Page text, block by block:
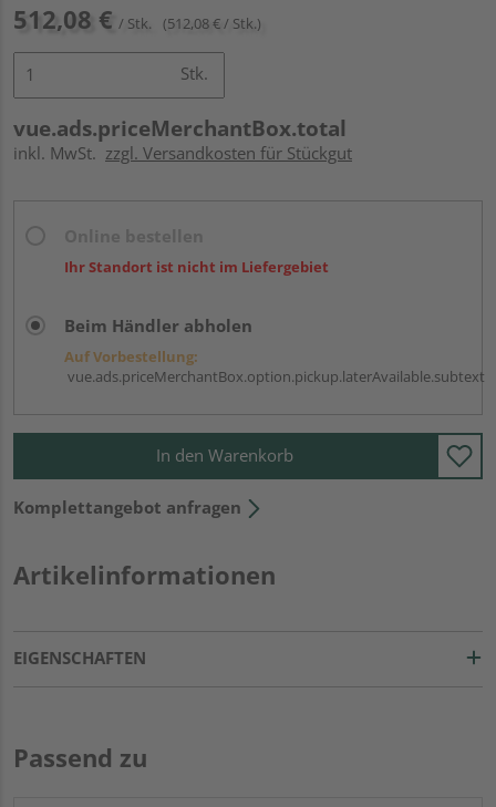
512,08 € / Stk. (512,08 € / Stk.)
Stk.
vue.ads.priceMerchantBox.total
inkl. MwSt. zzgl. Versandkosten für Stückgut
Ihr Standort ist nicht im Liefergebiet
Beim Händler abholen
Auf Vorbestellung:
vue.ads.priceMerchantBox.option.pickup.laterAvailable.subtext
In den Warenkorb
Komplettangebot anfragen
Artikelinformationen
EIGENSCHAFTEN
Passend zu